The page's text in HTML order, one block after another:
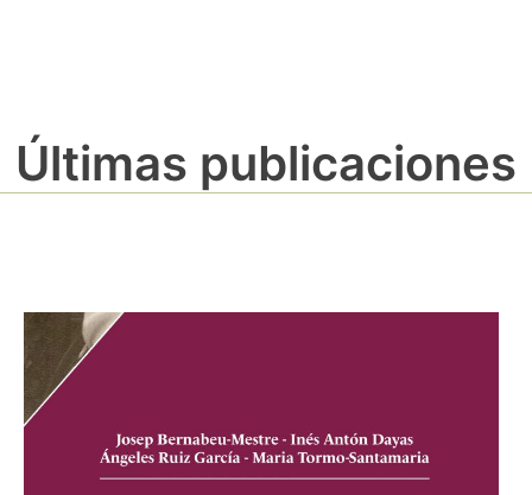
Últimas publicaciones